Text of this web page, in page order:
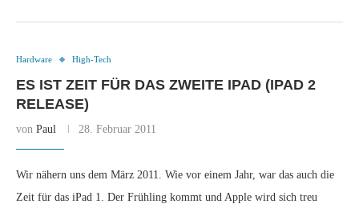
Hardware High-Tech
ES IST ZEIT FÜR DAS ZWEITE IPAD (IPAD 2
RELEASE)
von Paul 28. Februar 2011
Wir nähern uns dem März 2011. Wie vor einem Jahr, war das auch die
Zeit für das iPad 1. Der Frühling kommt und Apple wird sich treu